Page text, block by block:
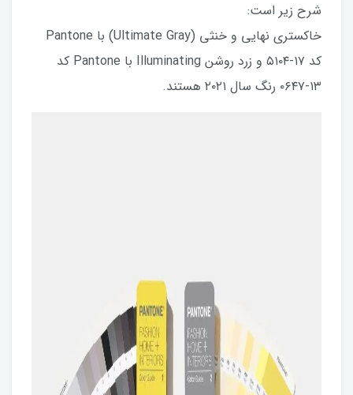
شرح زیر است:
خاکستری نهایی و خنثی (Ultimate Gray) با Pantone
کد ۱۷-۵۱۰۴ و زرد روشن Illuminating با Pantone کد
۱۳-۰۶۴۷ رنگ سال ۲۰۲۱ هستند.